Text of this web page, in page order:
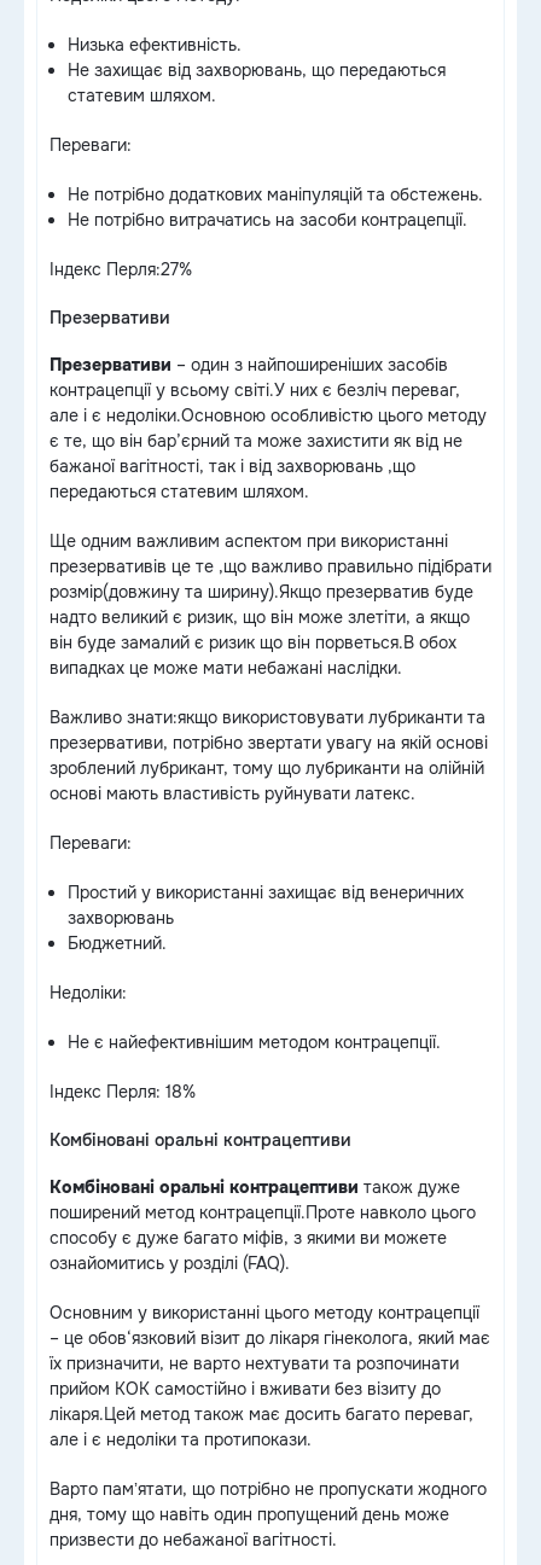
Низька ефективність.
Не захищає від захворювань, що передаються
статевим шляхом.
Переваги:
Не потрібно додаткових маніпуляцій та обстежень.
Не потрібно витрачатись на засоби контрацепції.
Індекс Перля:27%
Презервативи
Презервативи – один з найпоширеніших засобів
контрацепції у всьому світі.У них є безліч переваг,
але і є недоліки.Основною особливістю цього методу
є те, що він бар’єрний та може захистити як від не
бажаної вагітності, так і від захворювань ,що
передаються статевим шляхом.
Ще одним важливим аспектом при використанні
презервативів це те ,що важливо правильно підібрати
розмір(довжину та ширину).Якщо презерватив буде
надто великий є ризик, що він може злетіти, а якщо
він буде замалий є ризик що він порветься.В обох
випадках це може мати небажані наслідки.
Важливо знати:якщо використовувати лубриканти та
презервативи, потрібно звертати увагу на якій основі
зроблений лубрикант, тому що лубриканти на олійній
основі мають властивість руйнувати латекс.
Переваги:
Простий у використанні захищає від венеричних
захворювань
Бюджетний.
Недоліки:
Не є найефективнішим методом контрацепції.
Індекс Перля: 18%
Комбіновані оральні контрацептиви
Комбіновані оральні контрацептиви також дуже
поширений метод контрацепції.Проте навколо цього
способу є дуже багато міфів, з якими ви можете
ознайомитись у розділі (FAQ).
Основним у використанні цього методу контрацепції
– це обов‘язковий візит до лікаря гінеколога, який має
їх призначити, не варто нехтувати та розпочинати
прийом КОК самостійно і вживати без візиту до
лікаря.Цей метод також має досить багато переваг,
але і є недоліки та протипокази.
Варто памʼятати, що потрібно не пропускати жодного
дня, тому що навіть один пропущений день може
призвести до небажаної вагітності.